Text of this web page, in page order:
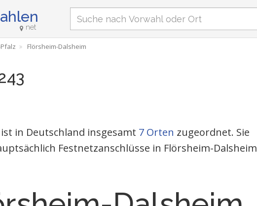
net
Flörsheim-Dalsheim
in Deutschland insgesamt 7 Orten zugeordnet. Sie
Festnetzanschlüsse in Flörsheim-Dalsheim